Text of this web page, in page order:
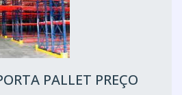
PALLET PREÇO